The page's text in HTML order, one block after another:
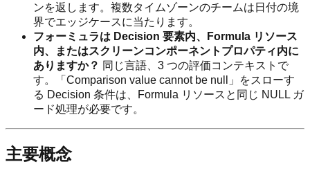
ンを返します。複数タイムゾーンのチームは日付の境
界でエッジケースに当たります。
フォーミュラは Decision 要素内、Formula リソース
内、またはスクリーンコンポーネントプロパティ内に
ありますか？ 同じ言語、3 つの評価コンテキストで
す。「Comparison value cannot be null」をスローす
る Decision 条件は、Formula リソースと同じ NULL ガ
ード処理が必要です。
主要概念